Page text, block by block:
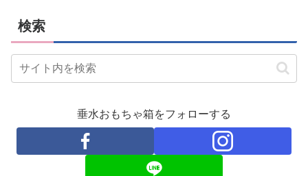
検索
垂水おもちゃ箱をフォローする